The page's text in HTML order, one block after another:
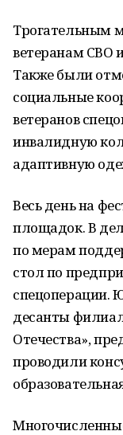
Трогательным
ветеранам СВО
Также были
социальные
ветеранов
инвалидную
адаптивную
Весь день на
площадок. В
по мерам
стол по
спецоперации.
десанты
Отечества»,
проводили